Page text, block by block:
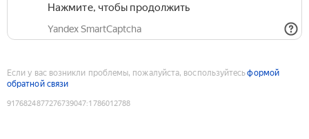
Нажмите, чтобы продолжить
Yandex SmartCaptcha
Если у вас возникли проблемы, пожалуйста, воспользуйтесьформой
обратной связи
9176824877276739047:1786012788